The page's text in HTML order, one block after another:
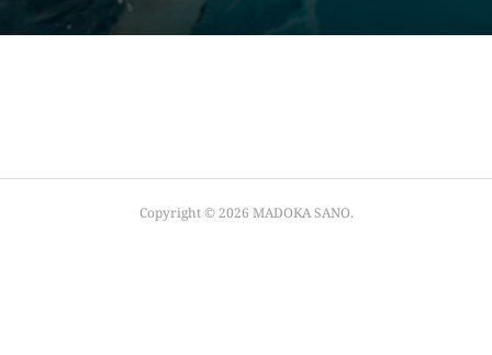
Copyright ©2026 MADOKA SANO.